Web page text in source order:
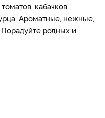
кабачков,
Ароматные, нежные,
родных и